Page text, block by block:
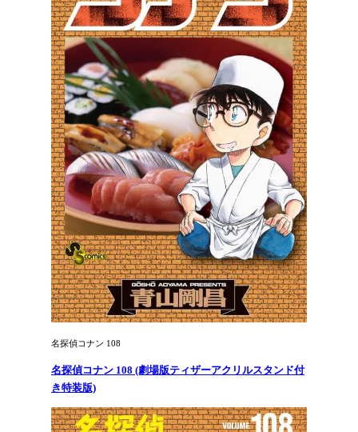
名探偵コナン 108
名探偵コナン 108 (劇場版ティザーアクリルスタンド付
き特装版)